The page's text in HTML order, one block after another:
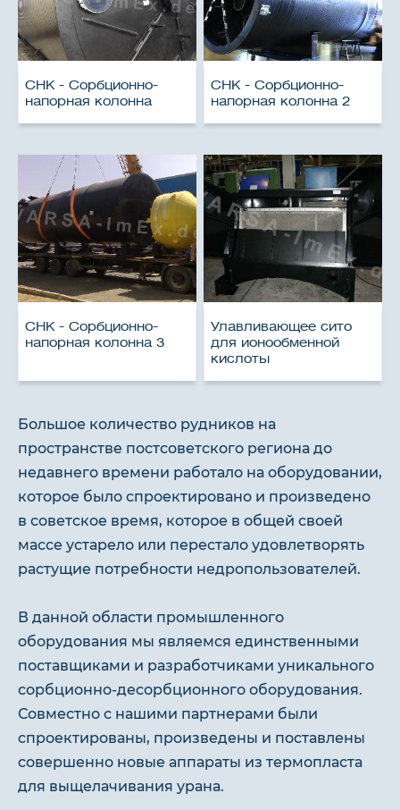
СНК - Сорбционно-
напорная колонна
СНК - Сорбционно-
напорная колонна 2
СНК - Сорбционно-
напорная колонна 3
Улавливающее сито
для ионообменной
кислоты
Большое количество рудников на
пространстве постсоветского региона до
недавнего времени работало на оборудовании,
которое было спроектировано и произведено
в советское время, которое в общей своей
массе устарело или перестало удовлетворять
растущие потребности недропользователей.
В данной области промышленного
оборудования мы являемся единственными
поставщиками и разработчиками уникального
сорбционно-десорбционного оборудования.
Совместно с нашими партнерами были
спроектированы, произведены и поставлены
совершенно новые аппараты из термопласта
для выщелачивания урана.